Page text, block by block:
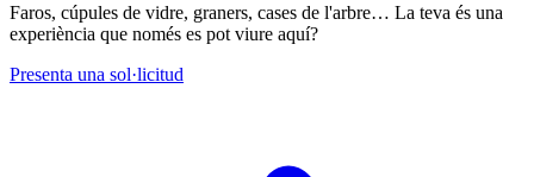
Faros, cúpules de vidre, graners, cases de l'arbre… La teva és una
experiència que només es pot viure aquí?
Presenta una sol·licitud